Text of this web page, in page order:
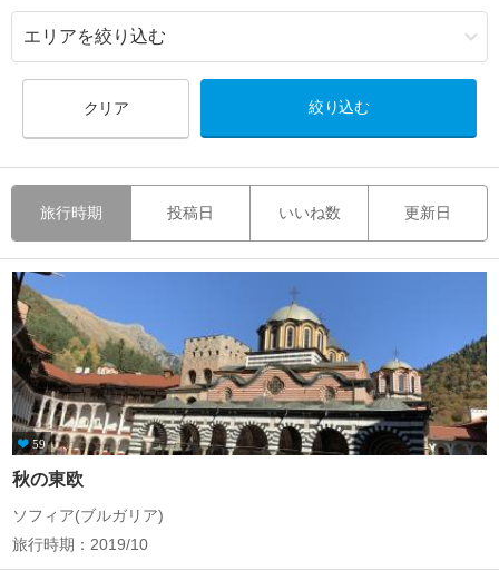
クリア
旅行時期 投稿日 いいね数 更新日
59
秋の東欧
ソフィア(ブルガリア)
旅行時期：2019/10